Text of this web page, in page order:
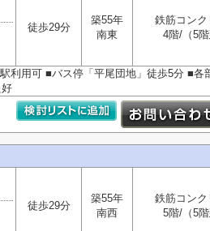
徒歩29分
築55年
南東
鉄筋コンク
4階/（5階
用可 ■バス停「平尾団地」徒歩5分 ■各
徒歩29分
築55年
南西
鉄筋コンク
5階/（5階